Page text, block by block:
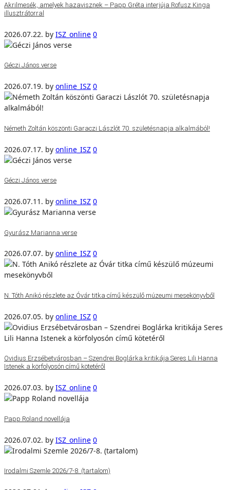
Akrilmesék, amelyek hazavisznek – Papp Gréta interjúja Rofusz Kinga
illusztrátorral
2026.07.22. by ISZ_online 0
Géczi János verse
2026.07.19. by online_ISZ 0
Németh Zoltán köszönti Garaczi Lászlót 70. születésnapja alkalmából!
2026.07.17. by online_ISZ 0
Géczi János verse
2026.07.11. by online_ISZ 0
Gyurász Marianna verse
2026.07.07. by online_ISZ 0
N. Tóth Anikó részlete az Óvár titka című készülő múzeumi mesekönyvből
2026.07.05. by online_ISZ 0
Ovidius Erzsébetvárosban – Szendrei Boglárka kritikája Seres Lili Hanna
Istenek a körfolyosón című kötetéről
2026.07.03. by ISZ_online 0
Papp Roland novellája
2026.07.02. by ISZ_online 0
Irodalmi Szemle 2026/7-8. (tartalom)